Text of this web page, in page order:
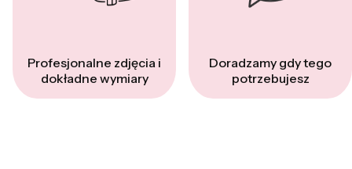
Profesjonalne zdjęcia i
dokładne wymiary
Doradzamy gdy tego
potrzebujesz